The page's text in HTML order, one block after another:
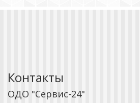
Контакты
ОДО "Сервис-24"